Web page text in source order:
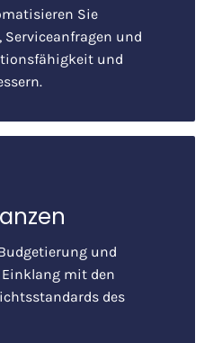
Sie
und
und
und
mit den
des